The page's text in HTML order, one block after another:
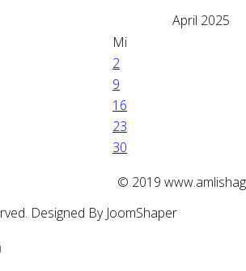
April 2025
Mi
2
9
16
23
30
© 2019
Designed By JoomShaper